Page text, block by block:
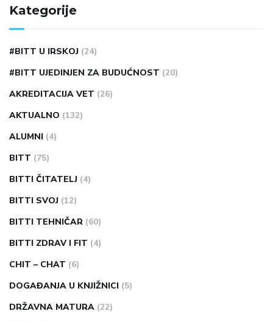
Kategorije
#BITT U IRSKOJ (24)
#BITT UJEDINJEN ZA BUDUĆNOST (20)
AKREDITACIJA VET (26)
AKTUALNO (132)
ALUMNI (4)
BITT (75)
BITTI ČITATELJ (4)
BITTI SVOJ (12)
BITTI TEHNIČAR (60)
BITTI ZDRAV I FIT (4)
CHIT – CHAT (6)
DOGAĐANJA U KNJIŽNICI (5)
DRŽAVNA MATURA (22)